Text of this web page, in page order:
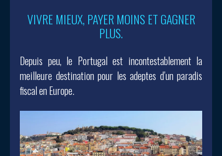
VIVRE MIEUX, PAYER MOINS ET GAGNER
PLUS.
Depuis peu, le Portugal est incontestablement la
meilleure destination pour les adeptes d’un paradis
fiscal en Europe.